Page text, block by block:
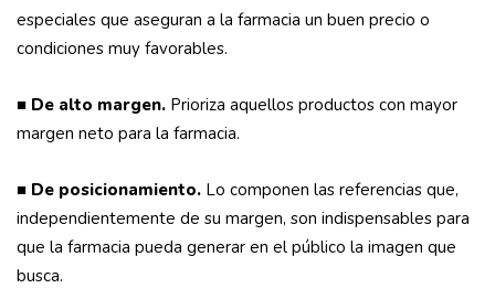
especiales que aseguran a la farmacia un buen precio o
condiciones muy favorables.
■ De alto margen. Prioriza aquellos productos con mayor
margen neto para la farmacia.
■ De posicionamiento. Lo componen las referencias que,
independientemente de su margen, son indispensables para
que la farmacia pueda generar en el público la imagen que
busca.